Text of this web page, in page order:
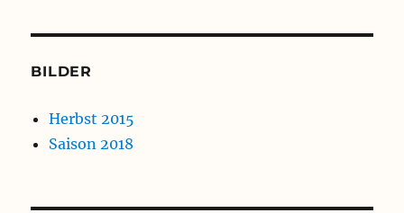
BILDER
Herbst 2015
Saison 2018